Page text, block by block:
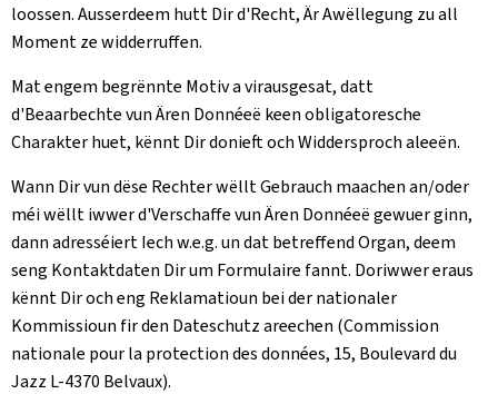
loossen. Ausserdeem hutt Dir d'Recht, Är Awëllegung zu all
Moment ze widderruffen.
Mat engem begrënnte Motiv a virausgesat, datt
d'Beaarbechte vun Ären Donnéeë keen obligatoresche
Charakter huet, kënnt Dir donieft och Widdersproch aleeën.
Wann Dir vun dëse Rechter wëllt Gebrauch maachen an/oder
méi wëllt iwwer d'Verschaffe vun Ären Donnéeë gewuer ginn,
dann adresséiert Iech w.e.g. un dat betreffend Organ, deem
seng Kontaktdaten Dir um Formulaire fannt. Doriwwer eraus
kënnt Dir och eng Reklamatioun bei der nationaler
Kommissioun fir den Dateschutz areechen (Commission
nationale pour la protection des données, 15, Boulevard du
Jazz L-4370 Belvaux).